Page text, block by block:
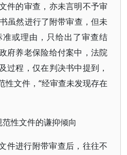
件的审查，亦未言明不予审
虽然进行了附带审查，但未
或理由，只给出了审查结
府养老保险给付案中，法院
过程，仅在判决书中提到，
性文件，“经审查未发现存在
性文件的谦抑倾向
件进行附带审查后，往往不